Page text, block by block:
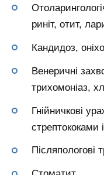
риніт, отит,
Кандидоз,
Венеричні
трихомоніаз,
Гнійничкові
стрептококами
Післяпологові